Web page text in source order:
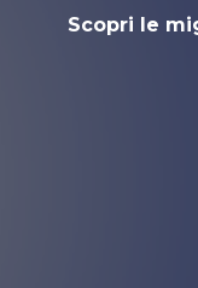
Scopri le